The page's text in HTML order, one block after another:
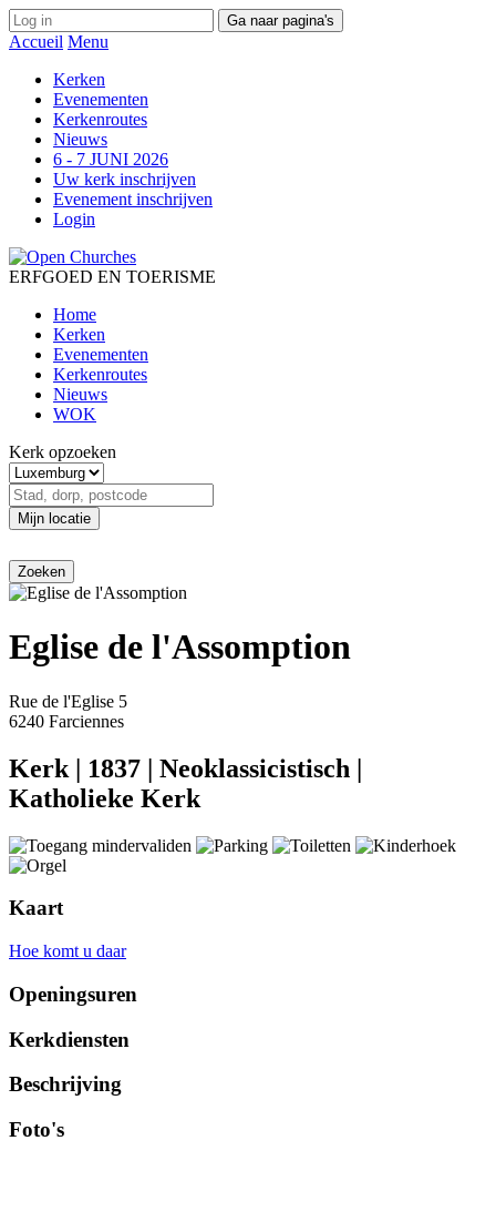
Ga naar pagina's
Accueil Menu
Kerken
Evenementen
Kerkenroutes
Nieuws
6 - 7 JUNI 2026
Uw kerk inschrijven
Evenement inschrijven
Login
ERFGOED EN TOERISME
Home
Kerken
Evenementen
Kerkenroutes
Nieuws
WOK
Kerk opzoeken
Mijn locatie
Eglise de l'Assomption
Rue de l'Eglise 5
6240 Farciennes
Kerk | 1837 | Neoklassicistisch |
Katholieke Kerk
Kaart
Hoe komt u daar
Openingsuren
Kerkdiensten
Beschrijving
Foto's